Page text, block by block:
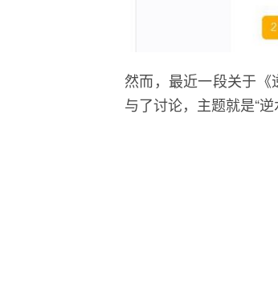
然而，最近一段关于
与了讨论，主题就是“